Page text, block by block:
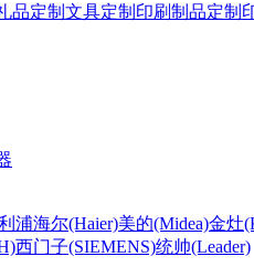
品定制 文具定制 印刷制品定制
浦海尔(Haier)美的(Midea)金灶
西门子(SIEMENS)统帅(Leader)